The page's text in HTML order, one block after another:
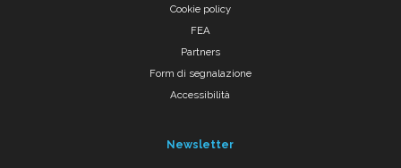
Cookie policy
FEA
Partners
Form di segnalazione
Accessibilità
Newsletter